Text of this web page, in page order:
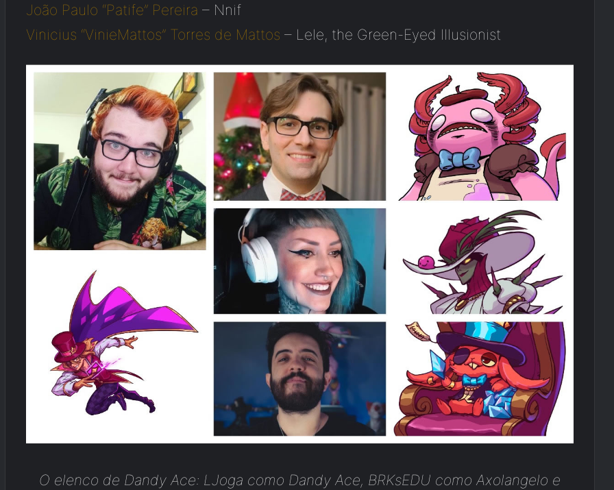
João Paulo “Patife” Pereira – Nnif
Vinicius “VinieMattos” Torres de Mattos – Lele, the Green-Eyed Illusionist
O elenco de Dandy Ace: LJoga como Dandy Ace, BRKsEDU como Axolangelo e